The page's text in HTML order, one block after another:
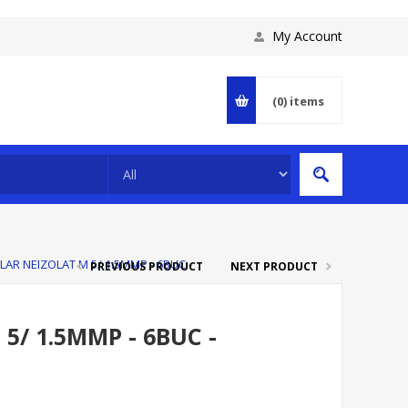
My Account
(0) items
NEIZOLAT M 5/ 1.5MMP - 6BUC -
PREVIOUS PRODUCT NEXT PRODUCT
5/ 1.5MMP - 6BUC -